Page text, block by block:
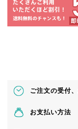
ご注文の受付、
お支払い方法